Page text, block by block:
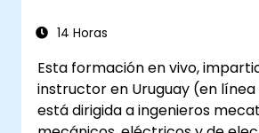
14 Horas
Esta formación en vivo,
instructor en Uruguay (en
está dirigida a ingenieros